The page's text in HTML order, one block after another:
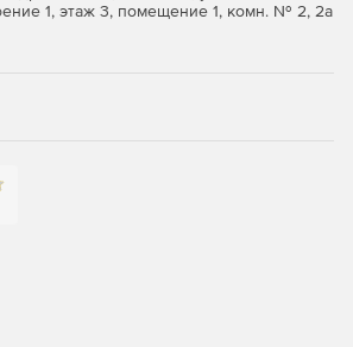
помогает ускорить ввод нового
цене.
1, этаж 3, помещение 1, комн. № 2, 2а